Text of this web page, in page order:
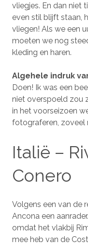
vliegjes. En dan niet
even stil blijft staan,
vliegen! Als we een
moeten we nog
kleding en haren.
Algehele indruk
Doen! Ik was een
niet overspoeld zou
in het voorseizoen
fotograferen, zoveel
Italië –
Conero
Volgens een van de
Ancona een
omdat het vlakbij
mee heb van de